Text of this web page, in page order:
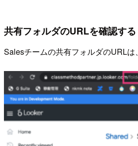
共有フォルダのURLを確認する
Salesチームの共有フォルダのURLは、